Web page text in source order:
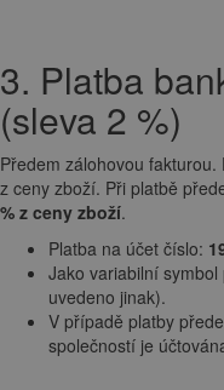
3. Platba
(sleva 2 %)
Předem zálohovou
z ceny zboží. Při platbě
% z ceny zboží.
Platba na účet číslo:
Jako variabilní
uvedeno jinak).
V případě platby
společností je